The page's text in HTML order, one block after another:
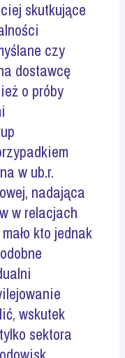
skutkujące
czy
dostawcę
o próby
w ub.r.
nadająca
w relacjach
kto jednak
wskutek
sektora